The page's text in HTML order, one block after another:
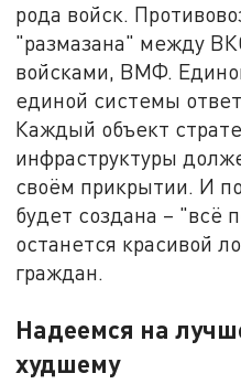
рода войск.
"размазана" между
войсками, ВМФ.
единой системы
Каждый объект
инфраструктуры
своём прикрытии. И
будет создана – "всё
останется красивой
граждан.
Надеемся на
худшему